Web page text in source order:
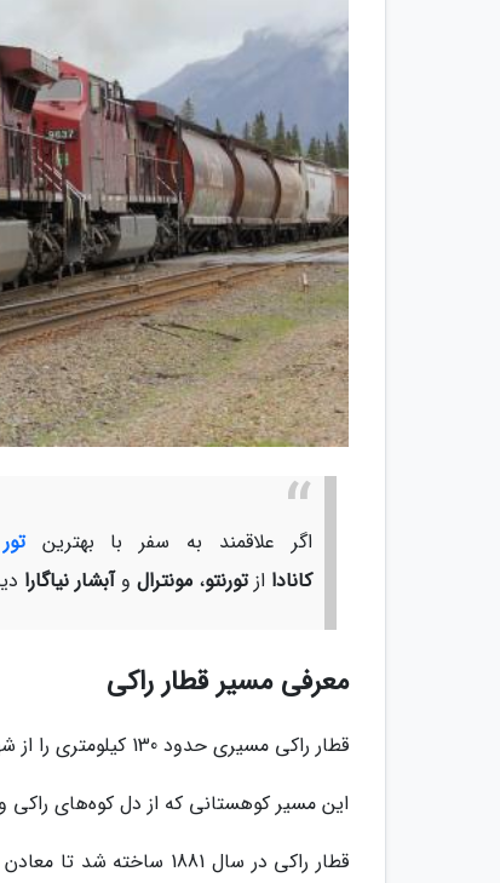
اگر علاقمند به سفر با بهترین
کانادا ازتورنتو، مونترال وآبشار نیاگارا
معرفی مسیر قطار راکی
قطار راکی مسیری حدود 130 کیلومتری را از شهر ونکوور تا منطقه جاسپر در استان آلبرتای کانادا طی می‌کند.
این مسیر کوهستانی که از دل کوه‌های
قطار راکی در سال 1881